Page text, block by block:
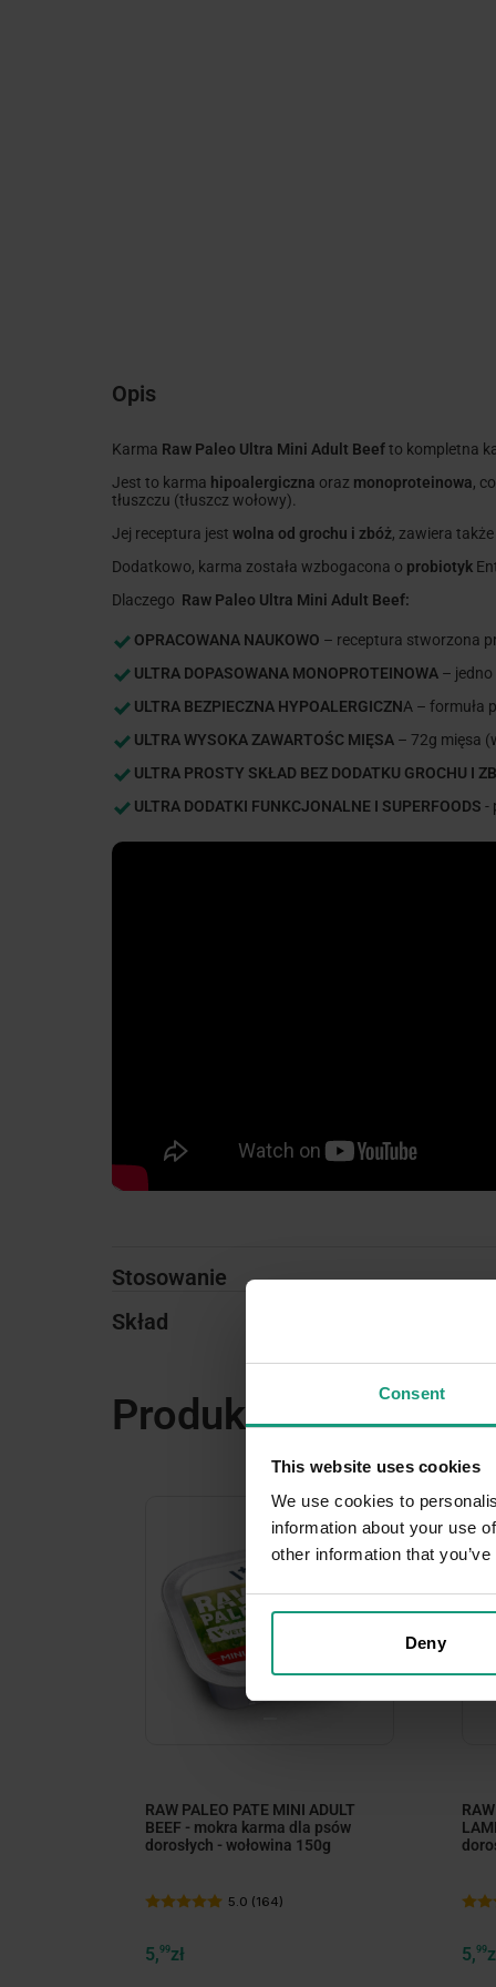
Consent
This website uses cookies
We use cookies to
information about your use
other information that
Deny
Opis
Karma Raw Paleo Ultra Mini Adult Beefto kompletna
Jest to karma hipoalergiczna oraz monoproteinowa,
tłuszczu (tłuszcz wołowy).
Jej receptura jest wolna od grochu i zbóż, zawiera także
Dodatkowo, karma została wzbogacona o probiotyk
Dlaczego Raw Paleo Ultra Mini Adult Beef:
OPRACOWANA NAUKOWO – receptura stworzona
ULTRA DOPASOWANA MONOPROTEINOWA– jedno
ULTRA BEZPIECZNA HYPOALERGICZNA – formuła
ULTRA WYSOKA ZAWARTOŚC MIĘSA– 72g mięsa
ULTRA PROSTY SKŁAD BEZ DODATKU GROCHU I
ULTRA DODATKI FUNKCJONALNE I SUPERFOODS -
Stosowanie
Skład
Produkty powiązane
minimize
minimize
RAW PALEO PATE MINI ADULT
BEEF - mokra karma dla psów
dorosłych - wołowina 150g
5.0 (164)
5,99zł 5,99